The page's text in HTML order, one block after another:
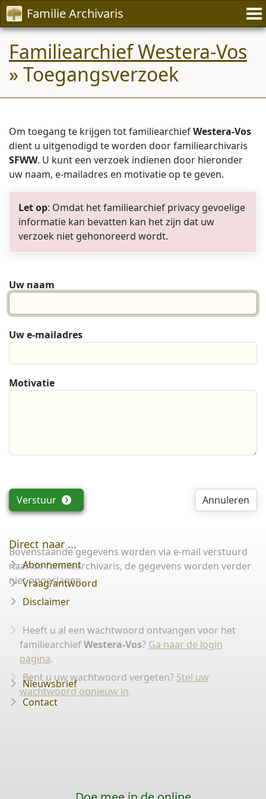
Familie Archivaris
Familiearchief Westera-Vos
» Toegangsverzoek
Om toegang te krijgen tot familiearchiefWestera-Vos
dient u uitgenodigd te worden door familiearchivaris
SFWW. U kunt een verzoek indienen door hieronder
uw naam, e-mailadres en motivatie op te geven.
Let op: Omdat het familiearchief privacy gevoelige
informatie kan bevatten kan het zijn dat uw
verzoek niet gehonoreerd wordt.
Uw naam
Uw e-mailadres
Motivatie
Verstuur Annuleren
Bovenstaande gegevens worden via e-mail verstuurd
naar de familiearchivaris, de gegevens worden verder
niet opgeslagen.
Heeft u al een wachtwoord ontvangen voor het
familiearchiefWestera-Vos? Ga naar de login
pagina.
Bent u uw wachtwoord vergeten? Stel uw
wachtwoord opnieuw in.
Direct naar ...
Abonnement
Vraag/antwoord
Disclaimer
Nieuwsbrief
Contact